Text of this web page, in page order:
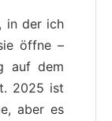
in der ich
öffne –
auf dem
2025 ist
aber es